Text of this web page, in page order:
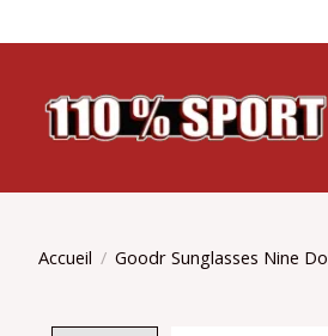
Accueil / Goodr Sunglasses Nine